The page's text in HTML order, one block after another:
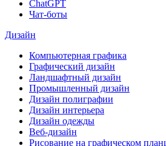
ChatGPT
Чат-боты
Дизайн
Компьютерная графика
Графический дизайн
Ландшафтный дизайн
Промышленный дизайн
Дизайн полиграфии
Дизайн интерьера
Дизайн одежды
Веб-дизайн
Рисование на графическом